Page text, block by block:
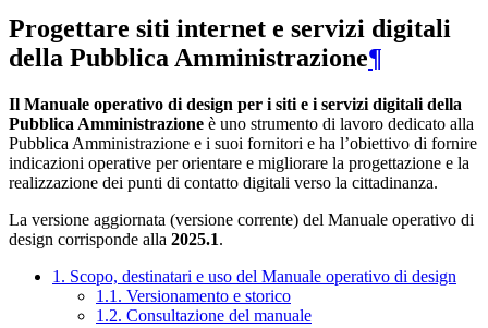
Progettare siti internet e servizi digitali
della Pubblica Amministrazione¶
Il Manuale operativo di design per i siti e i servizi digitali della
Pubblica Amministrazione è uno strumento di lavoro dedicato alla
Pubblica Amministrazione e i suoi fornitori e ha l’obiettivo di fornire
indicazioni operative per orientare e migliorare la progettazione e la
realizzazione dei punti di contatto digitali verso la cittadinanza.
La versione aggiornata (versione corrente) del Manuale operativo di
design corrisponde alla 2025.1.
1. Scopo, destinatari e uso del Manuale operativo di design
1.1. Versionamento e storico
1.2. Consultazione del manuale